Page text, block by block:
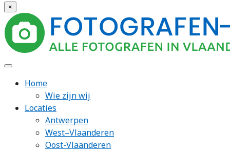
×
Home
Wie zijn wij
Locaties
Antwerpen
West–Vlaanderen
Oost-Vlaanderen